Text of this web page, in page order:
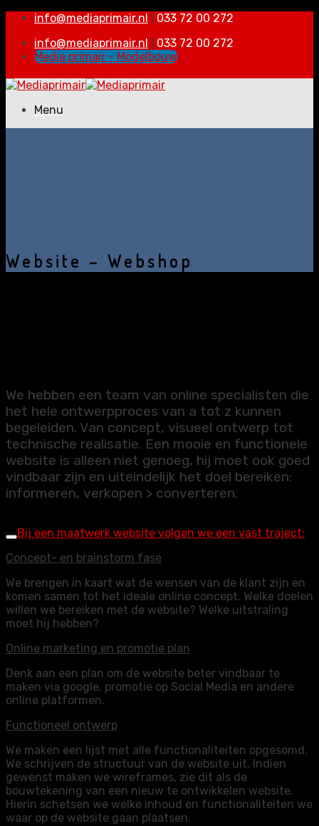
Skip
content
info@mediaprimair.nl
033 72 00 272
info@mediaprimair.nl
033 72 00 272
Media primair - Modelbouw
Menu
Website – Webshop
We hebben een team van online specialisten die
het hele ontwerpproces van a tot z kunnen
begeleiden. Van concept, visueel ontwerp tot
technische realisatie. Een mooie en functionele
website is alleen niet genoeg, hij moet ook goed
vindbaar zijn en uiteindelijk het doel bereiken:
informeren, verkopen > converteren.
Bij een maatwerk website volgen we een vast traject:
Concept- en brainstorm fase
We brengen in kaart wat de wensen van de klant zijn en
komen samen tot het ideale online concept. Welke doelen
willen we bereiken met de website? Welke uitstraling
moet hij hebben?
Online marketing en promotie plan
Denk aan een plan om de website beter vindbaar te
maken via google, promotie op Social Media en andere
online platformen.
Functioneel ontwerp
We maken een lijst met alle functionaliteiten opgesomd.
We schrijven de structuur van de website uit. Indien
gewenst maken we wireframes, zie dit als de
bouwtekening van een nieuw te ontwikkelen website.
Hierin schetsen we welke inhoud en functionaliteiten we
waar op de website gaan plaatsen.